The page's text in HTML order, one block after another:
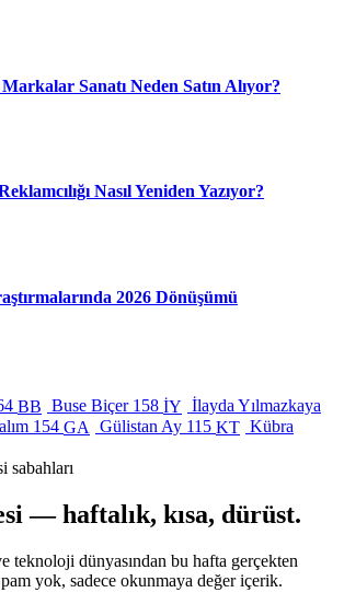
Sanatı Neden Satın Alıyor?
Nasıl Yeniden Yazıyor?
2026 Dönüşümü
BB Buse Biçer 158 İY İlayda Yılmazkaya
154 GA Gülistan Ay 115 KT Kübra
sabahları
— haftalık, kısa, dürüst.
teknoloji dünyasından bu hafta gerçekten
yok, sadece okunmaya değer içerik.